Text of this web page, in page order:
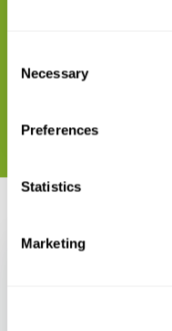
Selection
Necessary
Preferences
Statistics
Marketing